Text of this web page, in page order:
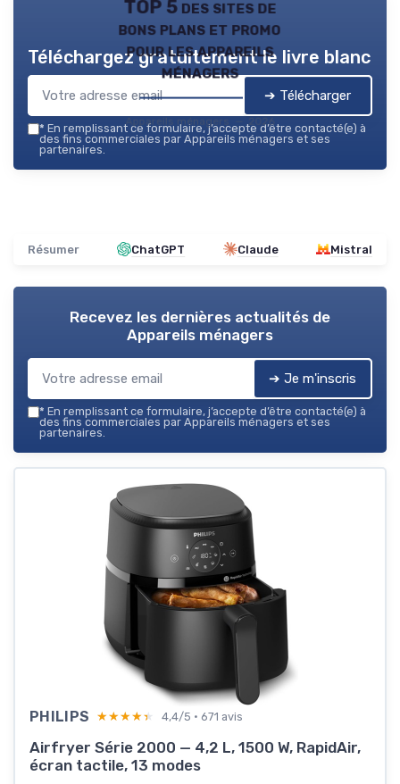
TOP 5 des sites de
bons plans et promo
pour les appareils
ménagers
Appareils ménagers — 2026
Téléchargez gratuitement le livre blanc
➔ Télécharger
* En remplissant ce formulaire, j’accepte d’être contacté(e) à
des fins commerciales par Appareils ménagers et ses
partenaires.
Résumer ChatGPT Claude Mistral
Recevez les dernières actualités de
Appareils ménagers
➔ Je m'inscris
* En remplissant ce formulaire, j’accepte d’être contacté(e) à
des fins commerciales par Appareils ménagers et ses
partenaires.
PHILIPS ★★★★★
★★★★★ 4,4/5 · 671 avis
Airfryer Série 2000 — 4,2 L, 1500 W, RapidAir,
écran tactile, 13 modes